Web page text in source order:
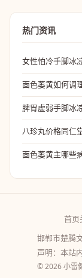
热门资讯
女性怕冷手脚冰
面色萎黄如何调
脾胃虚弱手脚冰
八珍丸价格同仁
面色萎黄主哪些
首页
邯郸市楚腾
声明：本站
© 2026 小雷